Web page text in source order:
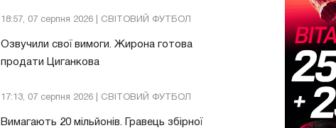
18:57, 07 серпня 2026 | СВІТОВИЙ ФУТБОЛ
Озвучили свої вимоги. Жирона готова
продати Циганкова
17:13, 07 серпня 2026 | СВІТОВИЙ ФУТБОЛ
Вимагають 20 мільйонів. Гравець збірної